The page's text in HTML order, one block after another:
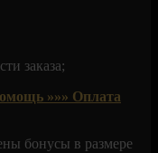
заказа;
»»» Оплата
бонусы в размере